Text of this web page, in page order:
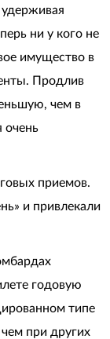
ни у кого не
имущество в
Продлив
чем в
очень
приемов.
и привлекали
годовую
типе
при других